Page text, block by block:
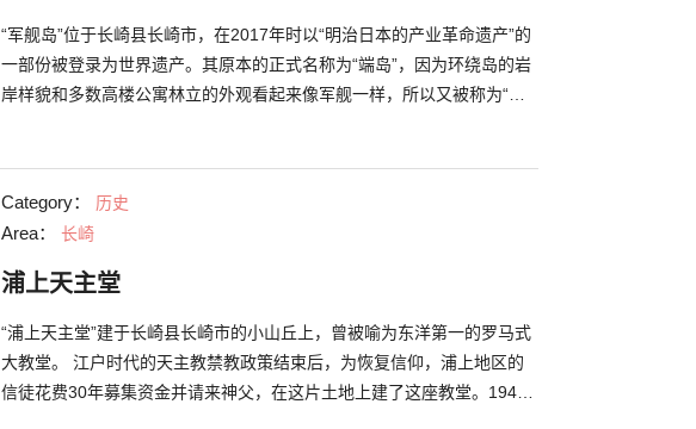
“军舰岛”位于长崎县长崎市，在2017年时以“明治日本的产业革命遗产”的
一部份被登录为世界遗产。其原本的正式名称为“端岛”，因为环绕岛的岩
岸样貌和多数高楼公寓林立的外观看起来像军舰一样，所以又被称为“军
也兴建了娱乐设施。在1947年时随着海底炭坑的关闭，岛民们也渐渐的
外移，现在则成为了废墟。 目前开放了一般民众可前往参观的军舰岛之
旅，虽说常被叫为“废墟之岛”，但随着参加军舰岛之旅，仍可窥见当时岛
Category： 历史
Area： 长崎
浦上天主堂
“浦上天主堂”建于长崎县长崎市的小山丘上，曾被喻为东洋第一的罗马式
大教堂。 江户时代的天主教禁教政策结束后，为恢复信仰，浦上地区的
信徒花费30年募集资金并请来神父，在这片土地上建了这座教堂。1945